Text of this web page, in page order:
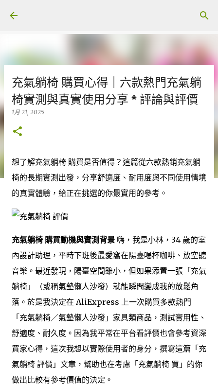
充氣躺椅 購買心得｜六款熱門充氣躺
椅實測與真實使用分享 * 評論與評價
1月 21, 2025
想了解充氣躺椅 購買是否值得？這篇從六款熱銷充氣躺
椅的長期實測出發，分享舒適度、耐用度與不同使用情境
的真實體驗，給正在挑選的你最實用的參考。
充氣躺椅 購買動機與實測背景 嗨，我是小林，34 歲的室
內設計助理，平時下班後最愛窩在陽臺喝杯咖啡、放空聽
音樂。最近發現，陽臺空間雖小，但如果添置一張「充氣
躺椅」（或稱氣墊懶人沙發）就能瞬間變成我的放鬆角
落。於是我決定在 AliExpress 上一次購買多款熱門
「充氣躺椅／氣墊懶人沙發」家具類商品，測試實用性、
舒適度、耐久度。因為我平常在平台看評價也會參考資深
買家心得，這次我想以實際使用者的身分，撰寫這篇「充
氣躺椅 評價」文章，幫助也在考慮「充氣躺椅 買」的你
做出比較有參考價值的決定。